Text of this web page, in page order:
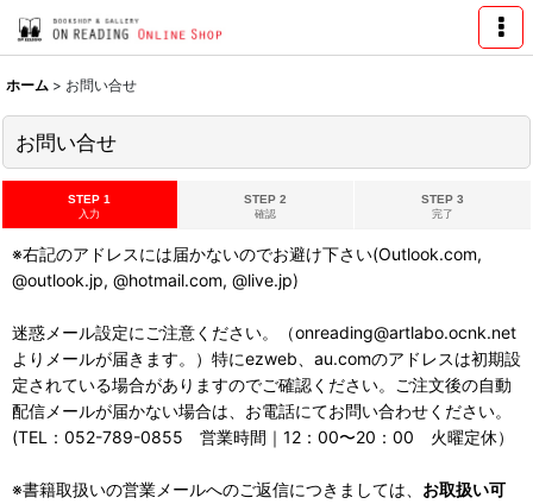
ホーム > お問い合せ
お問い合せ
STEP 1
入力
STEP 2
確認
STEP 3
完了
※右記のアドレスには届かないのでお避け下さい(Outlook.com,
@outlook.jp, @hotmail.com, @live.jp)
迷惑メール設定にご注意ください。（onreading@artlabo.ocnk.net
よりメールが届きます。）特にezweb、au.comのアドレスは初期設
定されている場合がありますのでご確認ください。ご注文後の自動
配信メールが届かない場合は、お電話にてお問い合わせください。
(TEL：052-789-0855 営業時間｜12：00〜20：00 火曜定休）
※書籍取扱いの営業メールへのご返信につきましては、 お取扱い可